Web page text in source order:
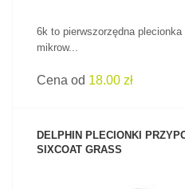
6k to pierwszorzędna
mikrow...
Cena od 18.00 zł
DELPHIN PLECIONKI
SIXCOAT GRASS